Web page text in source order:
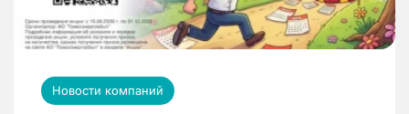
Новости компаний